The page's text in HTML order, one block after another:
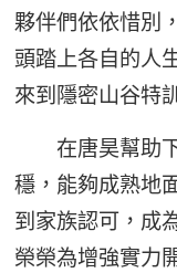
夥伴們依依惜別
頭踏上各自的人
來到隱密山谷特
在唐昊幫助
穩，能夠成熟地
到家族認可，成
榮榮為增強實力